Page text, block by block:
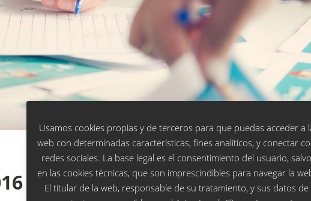
– Convocatoria
Usamos cookies propias y de terceros para que puedas acceder a
web con determinadas características, fines analíticos, y conectar
redes sociales. La base legal es el consentimiento del usuario, salvo
en las cookies técnicas, que son imprescindibles para navegar la
El titular de la web, responsable de su tratamiento, y sus datos de